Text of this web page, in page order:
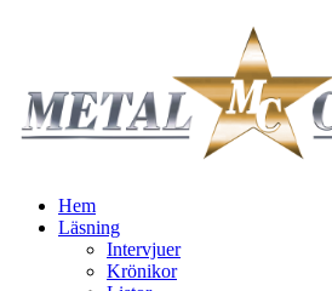
Hem
Läsning
Intervjuer
Krönikor